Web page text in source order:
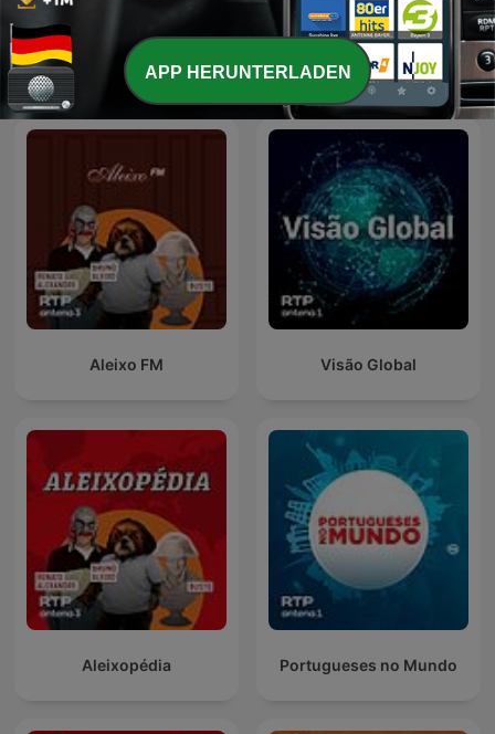
Portugalex Contraditório
Aleixo FM Visão Global
Aleixopédia Portugueses no Mundo
APP HERUNTERLADEN